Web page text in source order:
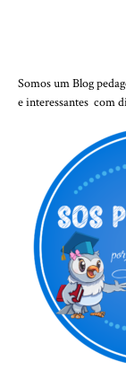
Somos um Blog
e interessantes com